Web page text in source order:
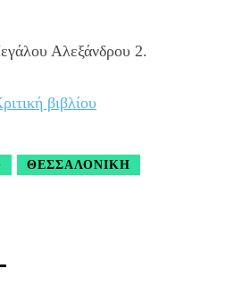
Αλεξάνδρου 2.
βιβλίου
ΘΕΣΣΑΛΟΝΊΚΗ